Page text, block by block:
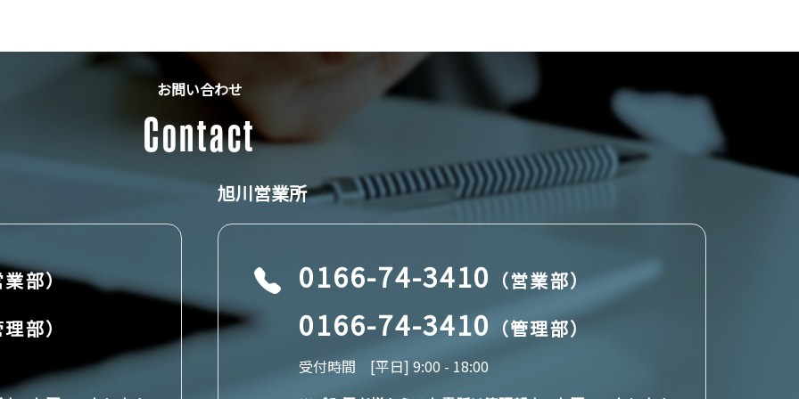
お問い合わせ
Contact
業部）
部）
旭川営業所
0166-74-3410 （営業部）
0166-74-3410 （管理部）
受付時間 [平日] 9:00 - 18:00